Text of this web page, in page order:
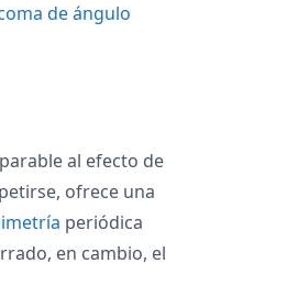
de ángulo
al efecto de
ofrece una
periódica
en cambio, el